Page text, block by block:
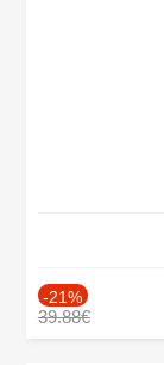
-21%
39.88€